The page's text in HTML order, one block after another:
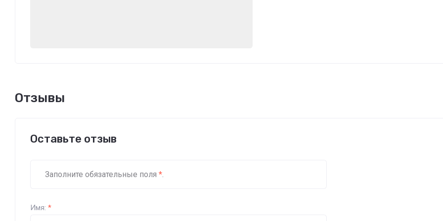
Отзывы
Оставьте отзыв
Заполните обязательные поля *.
Имя: *